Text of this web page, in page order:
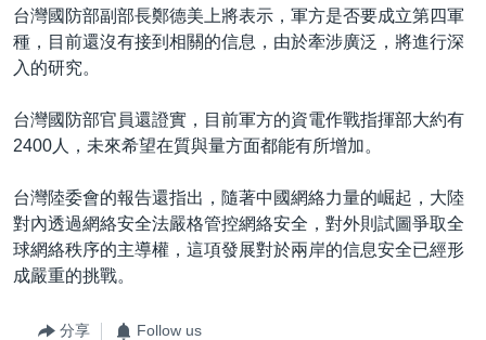
台灣國防部副部長鄭德美上將表示，軍方是否要成立第四軍
種，目前還沒有接到相關的信息，由於牽涉廣泛，將進行深
入的研究。
台灣國防部官員還證實，目前軍方的資電作戰指揮部大約有
2400人，未來希望在質與量方面都能有所增加。
台灣陸委會的報告還指出，隨著中國網絡力量的崛起，大陸
對內透過網絡安全法嚴格管控網絡安全，對外則試圖爭取全
球網絡秩序的主導權，這項發展對於兩岸的信息安全已經形
成嚴重的挑戰。
分享 Follow us